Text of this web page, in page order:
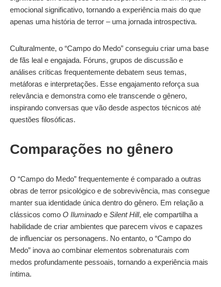
emocional significativo, tornando a experiência mais do que
apenas uma história de terror – uma jornada introspectiva.
Culturalmente, o “Campo do Medo” conseguiu criar uma base
de fãs leal e engajada. Fóruns, grupos de discussão e
análises críticas frequentemente debatem seus temas,
metáforas e interpretações. Esse engajamento reforça sua
relevância e demonstra como ele transcende o gênero,
inspirando conversas que vão desde aspectos técnicos até
questões filosóficas.
Comparações no gênero
O “Campo do Medo” frequentemente é comparado a outras
obras de terror psicológico e de sobrevivência, mas consegue
manter sua identidade única dentro do gênero. Em relação a
clássicos como O Iluminado e Silent Hill, ele compartilha a
habilidade de criar ambientes que parecem vivos e capazes
de influenciar os personagens. No entanto, o “Campo do
Medo” inova ao combinar elementos sobrenaturais com
medos profundamente pessoais, tornando a experiência mais
íntima.